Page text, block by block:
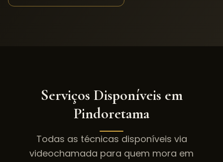
Serviços Disponíveis em
Pindoretama
Todas as técnicas disponíveis via
videochamada para quem mora em